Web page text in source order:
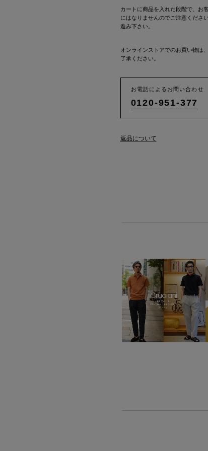
カートに商品を入れた段階で、お
にはなりませんのでご注意くださ
進み下さい。
オンラインストアでのお買い物は
了承ください。
お電話によるお問い合わせ
0120-951-377
返品について